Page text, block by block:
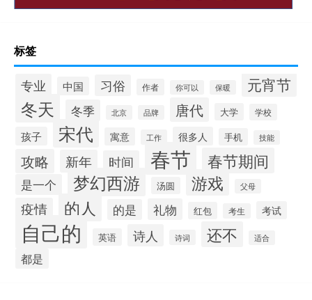
标签
专业 中国 习俗 作者 你可以 保暖 元宵节
冬天 冬季 北京 品牌 唐代 大学 学校
孩子 宋代 寓意 工作 很多人 手机 技能
攻略 新年 时间 春节 春节期间
是一个 梦幻西游 汤圆 游戏 父母
疫情 的人 的是 礼物 红包 考生 考试
自己的 英语 诗人 诗词 还不 适合
都是